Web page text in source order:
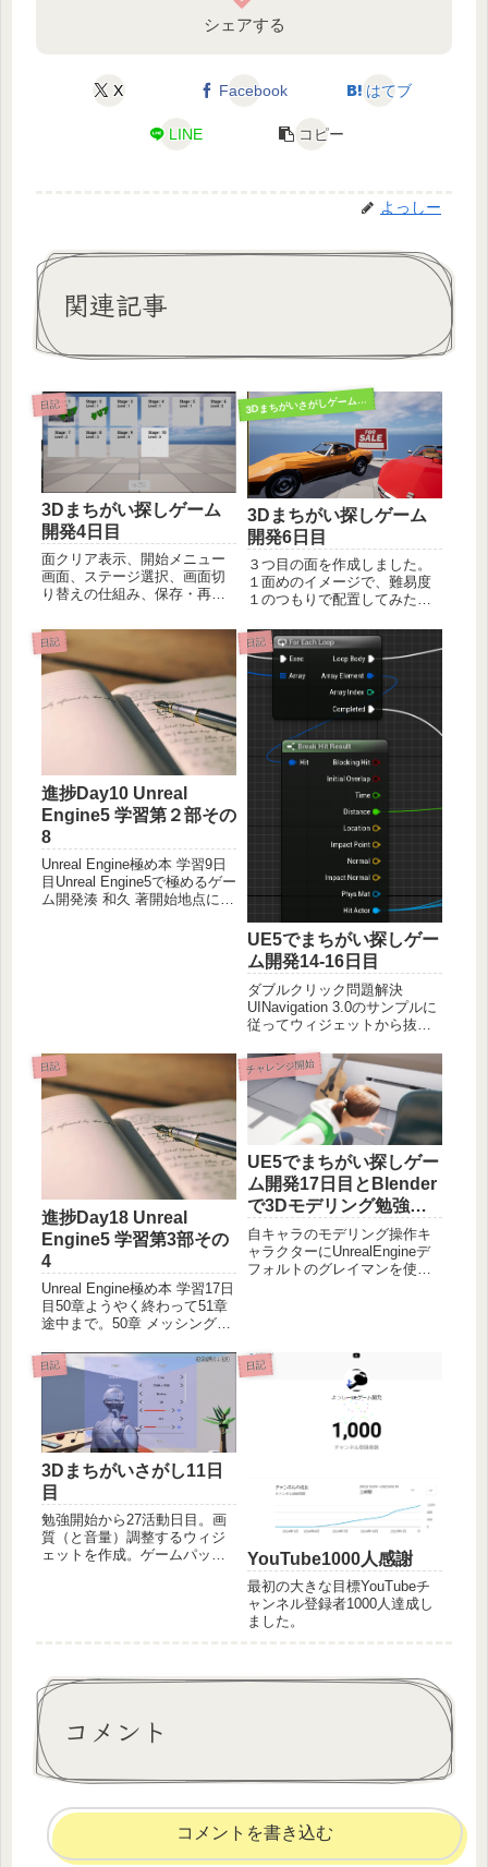
シェアする
X Facebook はてブ
LINE コピー
よっしー
関連記事
日記
3Dまちがい探しゲーム
開発4日目
面クリア表示、開始メニュー
画面、ステージ選択、画面切
り替えの仕組み、保存・再開
イトの情報を参考にがっつり
11時間かけて進捗できまし
た。クリア表示デバッグプリ
ントだけじゃアレなので、新
規ウィジェットでStageCle...
3
Dまちがいさがしゲーム開発
3Dまちがい探しゲーム
開発6日目
３つ目の面を作成しました。
１面めのイメージで、難易度
１のつもりで配置してみたけ
ったところ１つ難しかったの
で簡単めに調整。リスポーン
「リスポーン」で検索してで
てくる公式のチュートリア
ル？よりも、極め本P454のや
り方...
日記
進捗Day10 Unreal
Engine5 学習第２部その
8
Unreal Engine極め本 学習9日
目Unreal Engine5で極めるゲー
ム開発湊 和久 著開始地点にリ
日記
UE5でまちがい探しゲー
ム開発14-16日目
ダブルクリック問題解決
UINavigation 3.0のサンプルに
従ってウィジェットから抜け
切り替えていたのですが、今
のゲームの場合マウスでまち
がいを指摘する操作にしてい
るので、常にGame and UI
じ...
日記
進捗Day18 Unreal
Engine5 学習第3部その
4
Unreal Engine極め本 学習17日
目50章ようやく終わって51章
途中まで。50章 メッシング時
のせいで発生するゲーム性へ
の影響とその対処についての
説明で、とても大事な部分で
した。時間かかるｗ豪華な見
た目の...
チャレンジ開始
UE5でまちがい探しゲー
ム開発17日目とBlender
で3Dモデリング勉強開
始
自キャラのモデリング操作キ
ャラクターにUnrealEngineデ
フォルトのグレイマンを使い
ングモードでも作れそうだけ
ど、...
日記
3Dまちがいさがし11日
目
勉強開始から27活動日目。画
質（と音量）調整するウィジ
ェットを作成。ゲームパッド
日記
YouTube1000人感謝
最初の大きな目標YouTubeチ
ャンネル登録者1000人達成し
ました。
コメント
コメントを書き込む